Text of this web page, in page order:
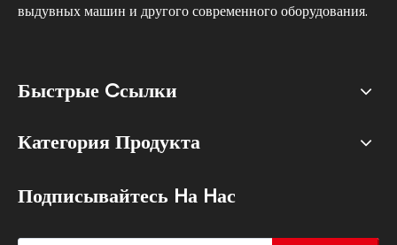
выдувных машин и другого современного оборудования.
Быстрые Cсылки
Категория Продукта
Подписывайтесь Hа Hас